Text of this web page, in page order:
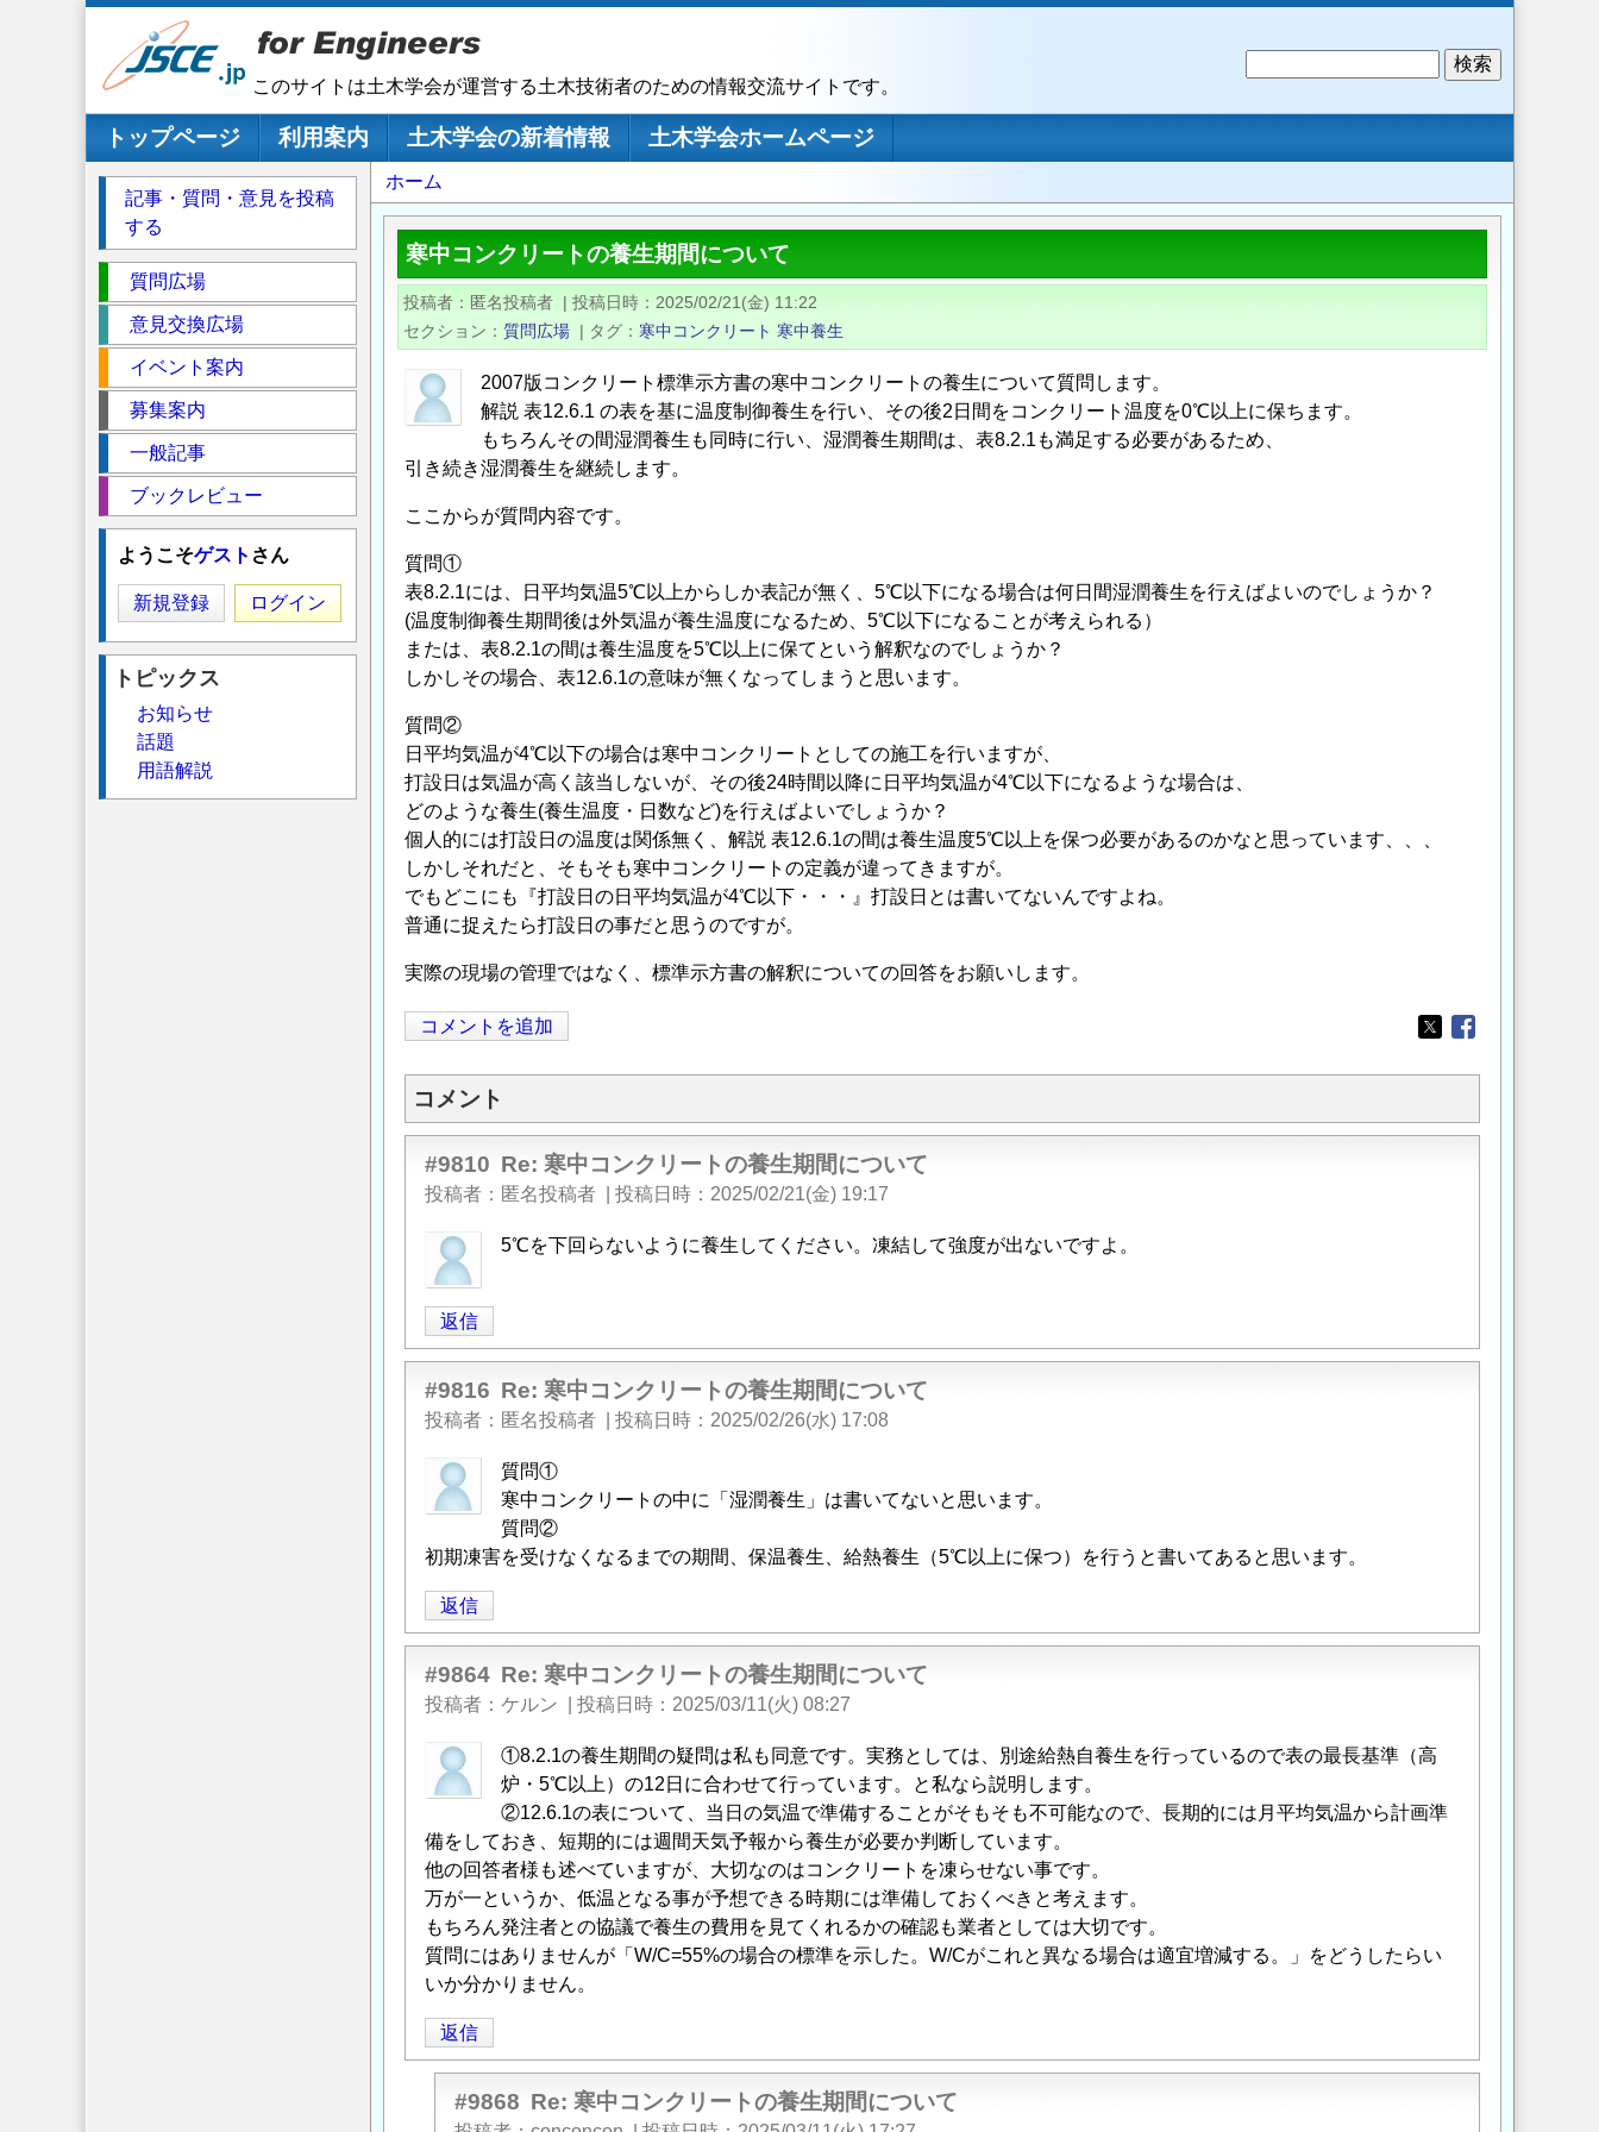
このサイトは土木学会が運営する土木技術者のための情報交流サイトです。
メインナビゲーション
トップページ 利用案内 土木学会の新着情報
土木学会ホームページ
パ
ン
く
ず
ホーム
寒中コンクリートの養生期間について
投稿者 匿名投稿者 | 投稿日時
2025/02/21(金) 11:22
セクション
質問広場 | タグ 寒中コンクリート 寒中養生
2007版コンクリート標準示方書の寒中コンクリートの養生について質問します。
解説 表12.6.1 の表を基に温度制御養生を行い、その後2日間をコンクリート温度を0℃以上に保ちます。
もちろんその間湿潤養生も同時に行い、湿潤養生期間は、表8.2.1も満足する必要があるため、
引き続き湿潤養生を継続します。
ここからが質問内容です。
質問①
表8.2.1には、日平均気温5℃以上からしか表記が無く、5℃以下になる場合は何日間湿潤養生を行えばよいのでしょうか？
(温度制御養生期間後は外気温が養生温度になるため、5℃以下になることが考えられる）
または、表8.2.1の間は養生温度を5℃以上に保てという解釈なのでしょうか？
しかしその場合、表12.6.1の意味が無くなってしまうと思います。
質問②
日平均気温が4℃以下の場合は寒中コンクリートとしての施工を行いますが、
打設日は気温が高く該当しないが、その後24時間以降に日平均気温が4℃以下になるような場合は、
どのような養生(養生温度・日数など)を行えばよいでしょうか？
個人的には打設日の温度は関係無く、解説 表12.6.1の間は養生温度5℃以上を保つ必要があるのかなと思っています、、、
しかしそれだと、そもそも寒中コンクリートの定義が違ってきますが。
でもどこにも『打設日の日平均気温が4℃以下・・・』打設日とは書いてないんですよね。
普通に捉えたら打設日の事だと思うのですが。
実際の現場の管理ではなく、標準示方書の解釈についての回答をお願いします。
コメントを追加
Opens in a new
Opens in a new
コメント
#9810 Re: 寒中コンクリートの養生期間について
投稿者 匿名投稿者 投稿日時 2025/02/21(金) 19:17
5℃を下回らないように養生してください。凍結して強度が出ないですよ。
返信
#9816 Re: 寒中コンクリートの養生期間について
投稿者 匿名投稿者 投稿日時 2025/02/26(水) 17:08
質問①
寒中コンクリートの中に「湿潤養生」は書いてないと思います。
質問②
初期凍害を受けなくなるまでの期間、保温養生、給熱養生（5℃以上に保つ）を行うと書いてあると思います。
返信
#9864 Re: 寒中コンクリートの養生期間について
投稿者 ケルン 投稿日時 2025/03/11(火) 08:27
①8.2.1の養生期間の疑問は私も同意です。実務としては、別途給熱自養生を行っているので表の最長基準（高
炉・5℃以上）の12日に合わせて行っています。と私なら説明します。
②12.6.1の表について、当日の気温で準備することがそもそも不可能なので、長期的には月平均気温から計画準
備をしておき、短期的には週間天気予報から養生が必要か判断しています。
他の回答者様も述べていますが、大切なのはコンクリートを凍らせない事です。
万が一というか、低温となる事が予想できる時期には準備しておくべきと考えます。
もちろん発注者との協議で養生の費用を見てくれるかの確認も業者としては大切です。
質問にはありませんが「W/C=55%の場合の標準を示した。W/Cがこれと異なる場合は適宜増減する。」をどうしたらい
いか分かりません。
返信
#9868 Re: 寒中コンクリートの養生期間について
記事・質問・意見を投稿
する
ク
シ
質問広場
意見交換広場
イベント案内
募集案内
一般記事
ブックレビュー
ようこそゲスト さん
新規登録 ログイン
トピックス
お知らせ
話題
用語解説